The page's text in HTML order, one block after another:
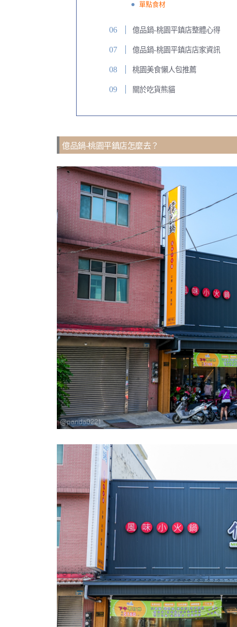
單點食材
億品鍋-桃園平鎮店整體心得
億品鍋-桃園平鎮店店家資訊
桃園美食懶人包推薦
關於吃貨熊貓
億品鍋-桃園平鎮店怎麼去？